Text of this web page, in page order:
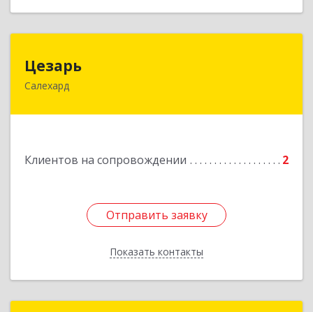
Цезарь
Салехард
Клиентов на сопровождении 2
Отправить заявку
Показать контакты
629008, Ямало-Ненецкий АО, Салехард г,
Отправить заявку
Назад